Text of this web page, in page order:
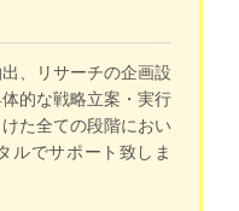
、リサーチの企画設
的な戦略立案・実行
た全ての段階におい
ルでサポート致しま